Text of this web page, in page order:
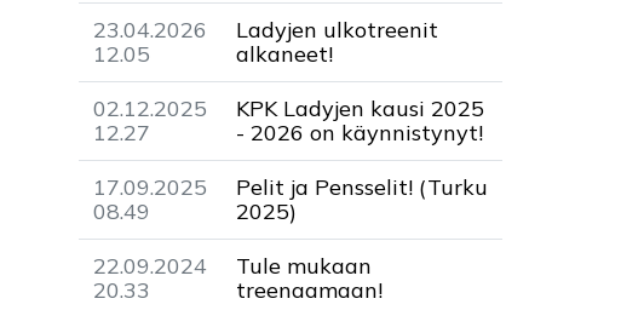
23.04.2026
12.05
Ladyjen ulkotreenit
alkaneet!
02.12.2025
12.27
KPK Ladyjen kausi 2025
- 2026 on käynnistynyt!
17.09.2025
08.49
Pelit ja Pensselit! (Turku
2025)
22.09.2024
20.33
Tule mukaan
treenaamaan!